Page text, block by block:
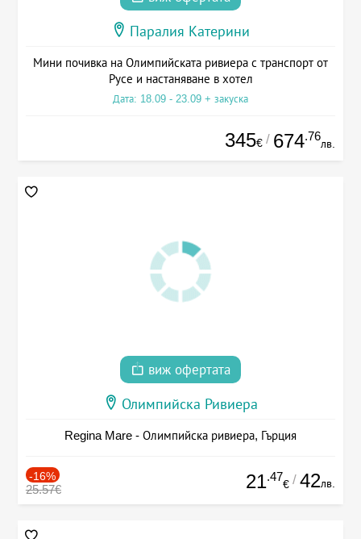
Паралия Катерини
Мини почивка на Олимпийската ривиера с транспорт от
Русе и настаняване в хотел
Дата: 18.09 - 23.09 + закуска
345€ / 674.76
лв.
виж офертата
Олимпийска Ривиера
Regina Mare - Олимпийска ривиера, Гърция
-16%
25.57€ 21.47
€ / 42лв.